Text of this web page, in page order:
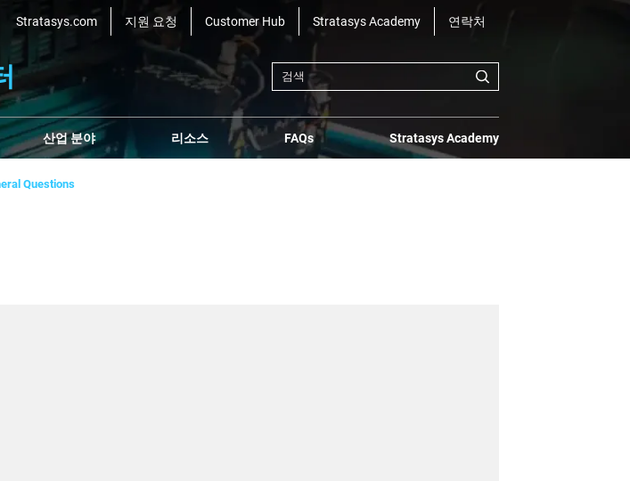
Stratasys.com 지원 요청 Customer Hub Stratasys Academy 연락처
산업 분야 리소스 FAQs Stratasys Academy
Questions